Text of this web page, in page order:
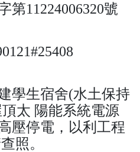
第11224006320號
學生宿舍(水土保持
太 陽能系統電源
壓停電，以利工程
照。